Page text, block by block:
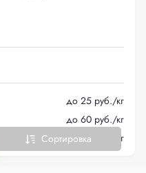
до 25 руб./кг
до 60 руб./кг
до 1000 руб./кг
Сортировка